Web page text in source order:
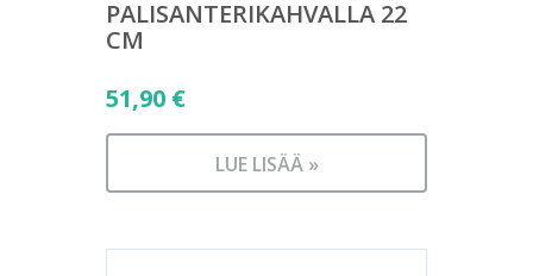
PALISANTERIKAHVALLA 22
CM
51,90 €
LUE LISÄÄ »